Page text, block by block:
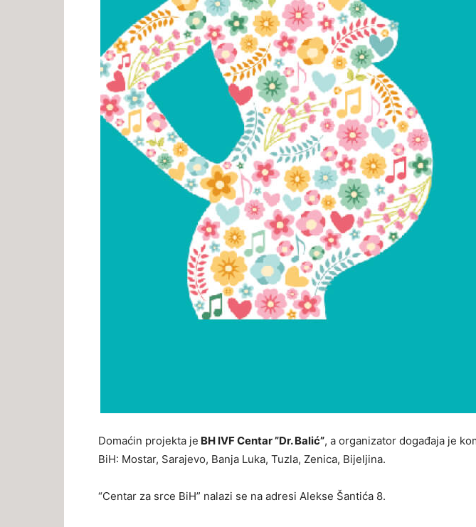
Domaćin projekta je BH IVF Centar ”Dr. Balić”, a organizator događaja je
BiH: Mostar, Sarajevo, Banja Luka, Tuzla, Zenica, Bijeljina.
“Centar za srce BiH” nalazi se na adresi Alekse Šantića 8.